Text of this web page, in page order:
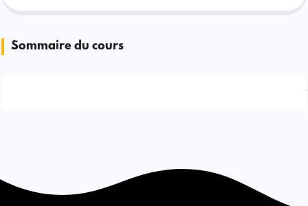
Sommaire du cours